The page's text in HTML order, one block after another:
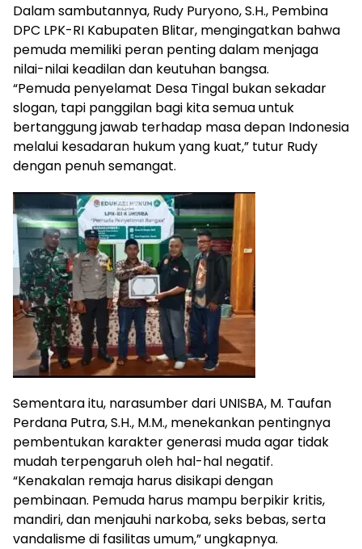
Dalam sambutannya, Rudy Puryono, S.H., Pembina
DPC LPK-RI Kabupaten Blitar, mengingatkan bahwa
pemuda memiliki peran penting dalam menjaga
nilai-nilai keadilan dan keutuhan bangsa.
“Pemuda penyelamat Desa Tingal bukan sekadar
slogan, tapi panggilan bagi kita semua untuk
bertanggung jawab terhadap masa depan Indonesia
melalui kesadaran hukum yang kuat,” tutur Rudy
dengan penuh semangat.
Sementara itu, narasumber dari UNISBA, M. Taufan
Perdana Putra, S.H., M.M., menekankan pentingnya
pembentukan karakter generasi muda agar tidak
mudah terpengaruh oleh hal-hal negatif.
“Kenakalan remaja harus disikapi dengan
pembinaan. Pemuda harus mampu berpikir kritis,
mandiri, dan menjauhi narkoba, seks bebas, serta
vandalisme di fasilitas umum,” ungkapnya.